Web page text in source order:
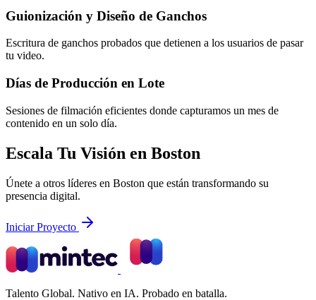
Guionización y Diseño de Ganchos
Escritura de ganchos probados que detienen a los usuarios de pasar
tu video.
Días de Producción en Lote
Sesiones de filmación eficientes donde capturamos un mes de
contenido en un solo día.
Escala Tu Visión en Boston
Únete a otros líderes en Boston que están transformando su
presencia digital.
Iniciar Proyecto
Talento Global. Nativo en IA. Probado en batalla.